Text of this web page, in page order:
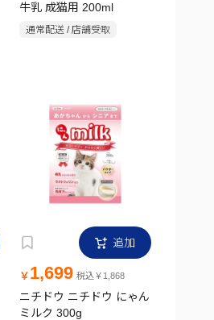
牛乳 成猫用 200ml
通常配送 / 店舗受取
追加
￥ 1,699 税込￥1,868
ニチドウ ニチドウ にゃん
ミルク 300g